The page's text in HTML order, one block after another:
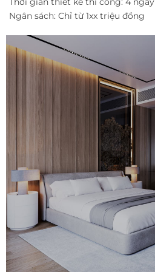
Ngân sách: Chỉ từ 1xx triệu đồng